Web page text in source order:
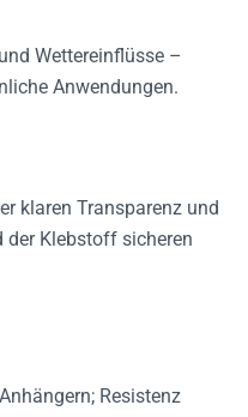
Wettereinflüsse –
Anwendungen.
klaren Transparenz und
der Klebstoff sicheren
Resistenz